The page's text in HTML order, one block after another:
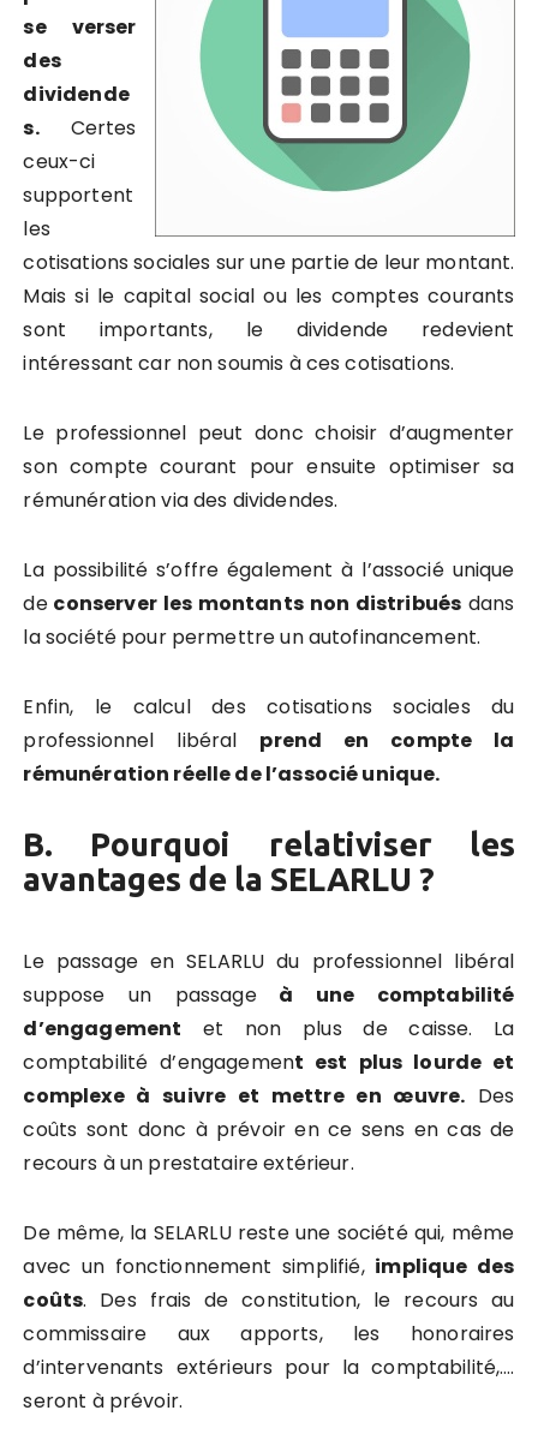
se verser
des
dividende
s. Certes
ceux-ci
supportent
les
cotisations sociales sur une partie de leur montant.
Mais si le capital social ou les comptes courants
sont importants, le dividende redevient
intéressant car non soumis à ces cotisations.
Le professionnel peut donc choisir d’augmenter
son compte courant pour ensuite optimiser sa
rémunération via des dividendes.
La possibilité s’offre également à l’associé unique
deconserver les montants non distribués dans
la société pour permettre un autofinancement.
Enfin, le calcul des cotisations sociales du
professionnel libéral prend en compte la
rémunération réelle de l’associé unique.
B. Pourquoi relativiser les
avantages de la SELARLU ?
Le passage en SELARLU du professionnel libéral
suppose un passageà une comptabilité
d’engagement et non plus de caisse. La
comptabilité d’engagement est plus lourde et
complexe à suivre et mettre en œuvre. Des
coûts sont donc à prévoir en ce sens en cas de
recours à un prestataire extérieur.
De même, la SELARLU reste une société qui, même
avec un fonctionnement simplifié, implique des
coûts. Des frais de constitution, le recours au
commissaire aux apports, les honoraires
d’intervenants extérieurs pour la comptabilité,….
seront à prévoir.